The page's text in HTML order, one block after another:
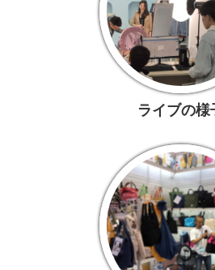
ライブの様